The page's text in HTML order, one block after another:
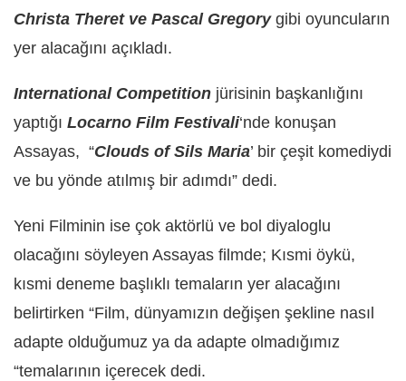
Christa Theret ve Pascal Gregorygibi oyuncuların
yer alacağını açıkladı.
International Competition jürisinin başkanlığını
yaptığı Locarno Film Festivali‘nde konuşan
Assayas, “Clouds of Sils Maria’ bir çeşit komediydi
ve bu yönde atılmış bir adımdı” dedi.
Yeni Filminin ise çok aktörlü ve bol diyaloglu
olacağını söyleyen Assayas filmde; Kısmi öykü,
kısmi deneme başlıklı temaların yer alacağını
belirtirken “Film, dünyamızın değişen şekline nasıl
adapte olduğumuz ya da adapte olmadığımız
“temalarının içerecek dedi.